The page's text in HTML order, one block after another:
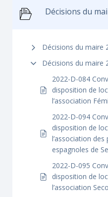
Décisions du
Décisions du maire
Décisions du maire
2022-D-084
disposition de
l’association
2022-D-094
disposition de
l’association
espagnoles de
2022-D-095
disposition de
l’association